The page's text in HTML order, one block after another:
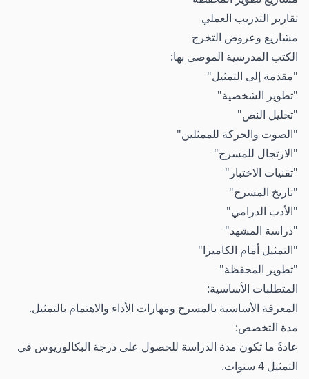
تقارير التدريب العملي
مشاريع وعروض التخرج
الكتب المدرسية الموصى بها:
"مقدمة إلى التمثيل"
"تطوير الشخصية"
"تحليل النص"
"الصوت والحركة للممثلين"
"الارتجال للمسرح"
"تقنيات الاختبار"
"تاريخ المسرح"
"الأدب الدرامي"
"دراسة المشهد"
"التمثيل أمام الكاميرا"
"تطوير المحفظة"
المتطلبات الأساسية:
المعرفة الأساسية بالمسرح ومهارات الأداء والاهتمام بالتمثيل.
مدة التخصص:
عادةً ما تكون مدة الدراسة للحصول على درجة البكالوريوس في
التمثيل 4 سنوات.